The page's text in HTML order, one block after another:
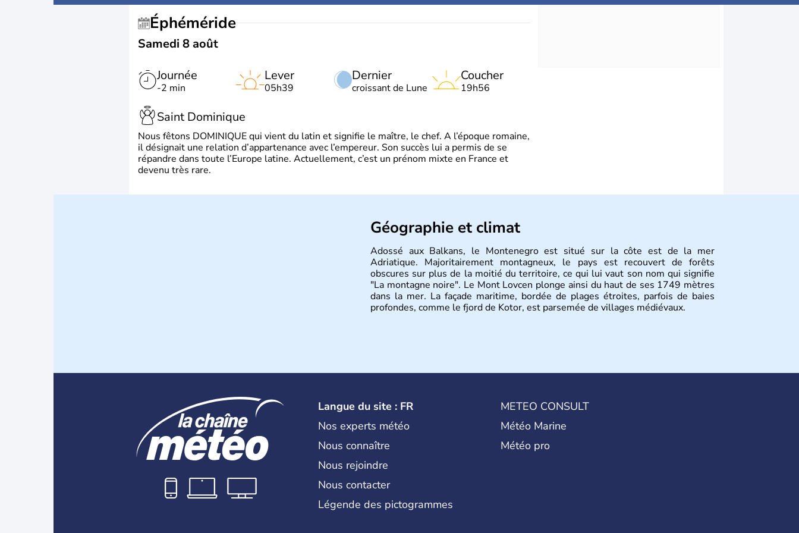
Éphéméride
Samedi 8 août
Journée
-2 min
Dernier
croissant de Lune
Lever
05h39
Coucher
19h56
Saint Dominique
Nous fêtons DOMINIQUE qui vient du latin et signifie le maître, le chef. A l’époque romaine,
il désignait une relation d’appartenance avec l’empereur. Son succès lui a permis de se
répandre dans toute l’Europe latine. Actuellement, c’est un prénom mixte en France et
devenu très rare.
Géographie et climat
Adossé aux Balkans, le Montenegro est situé sur la côte est de la mer
Adriatique. Majoritairement montagneux, le pays est recouvert de forêts
obscures sur plus de la moitié du territoire, ce qui lui vaut son nom qui signifie
"La montagne noire". Le Mont Lovcen plonge ainsi du haut de ses 1749 mètres
dans la mer. La façade maritime, bordée de plages étroites, parfois de baies
profondes, comme le fjord de Kotor, est parsemée de villages médiévaux.
Langue du site : FR
Nos experts météo
Nous connaître
Nous rejoindre
Nous contacter
Légende des pictogrammes
METEO CONSULT
Météo Marine
Météo pro